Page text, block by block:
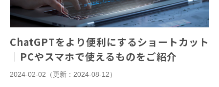
ChatGPTをより便利にするショートカット
｜PCやスマホで使えるものをご紹介
2024-02-02 （更新： 2024-08-12）